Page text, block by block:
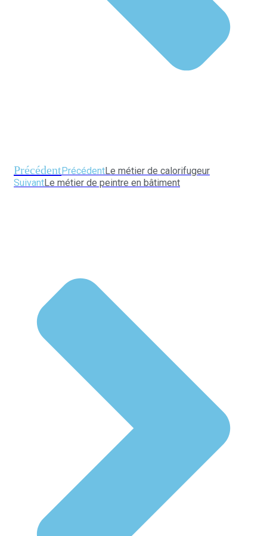
PrécédentPrécédentLe métier de calorifugeur
SuivantLe métier de peintre en bâtiment